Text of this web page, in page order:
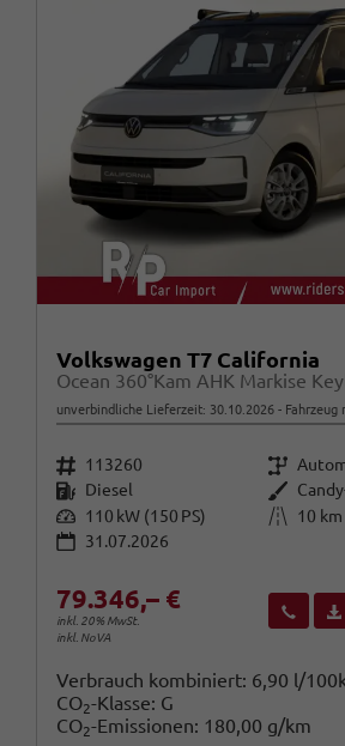
Volkswagen T7 California
Ocean 360°Kam AHK Markise
unverbindliche Lieferzeit: 30.10.2026 Fahrzeug
Fahrzeugnr. 113260 Getriebe
Kraftstoff Diesel Außenfarbe
Leistung 110 kW (150 PS) Kilometerstand
10 km
31.07.2026
79.346,– €
inkl. 20% MwSt.
inkl. NoVA
Wir
Verbrauch kombiniert: 6,90 l/
CO2-Klasse: G
CO2-Emissionen: 180,00 g/km